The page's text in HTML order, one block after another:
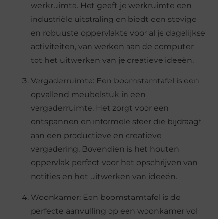
werkruimte. Het geeft je werkruimte een
industriële uitstraling en biedt een stevige
en robuuste oppervlakte voor al je dagelijkse
activiteiten, van werken aan de computer
tot het uitwerken van je creatieve ideeën.
Vergaderruimte: Een boomstamtafel is een
opvallend meubelstuk in een
vergaderruimte. Het zorgt voor een
ontspannen en informele sfeer die bijdraagt
aan een productieve en creatieve
vergadering. Bovendien is het houten
oppervlak perfect voor het opschrijven van
notities en het uitwerken van ideeën.
Woonkamer: Een boomstamtafel is de
perfecte aanvulling op een woonkamer vol